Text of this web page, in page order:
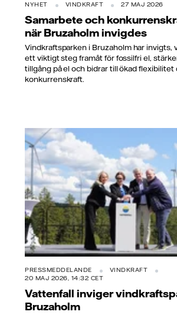
NYHET VINDKRAFT 27 MAJ 2026
Samarbete och
när Bruzaholm invigdes
Vindkraftsparken i Bruzaholm har invigts,
ett viktigt steg framåt för fossilfri el,
tillgång på el och bidrar till ökad flexibilitet
konkurrenskraft.
PRESSMEDDELANDE
VINDKRAFT
20 MAJ 2026, 14:32 CET
Vattenfall inviger
Bruzaholm